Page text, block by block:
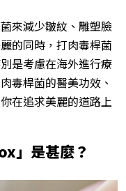
來減少皺紋、雕塑臉
的同時，打肉毒桿菌
是考慮在海外進行療
毒桿菌的醫美功效、
在追求美麗的道路上
」是甚麼？